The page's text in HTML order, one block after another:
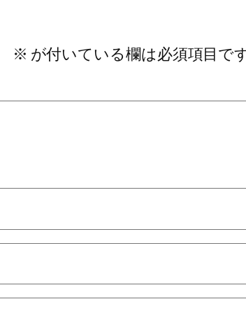
※ が付いている欄は必須項目で